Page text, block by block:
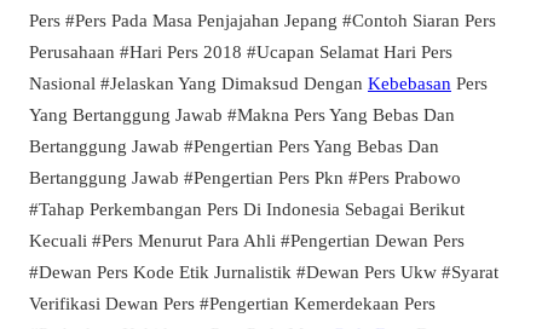
Pers #Pers Pada Masa Penjajahan Jepang #Contoh Siaran Pers
Perusahaan #Hari Pers 2018 #Ucapan Selamat Hari Pers
Nasional #Jelaskan Yang Dimaksud Dengan Kebebasan Pers
Yang Bertanggung Jawab #Makna Pers Yang Bebas Dan
Bertanggung Jawab #Pengertian Pers Yang Bebas Dan
Bertanggung Jawab #Pengertian Pers Pkn #Pers Prabowo
#Tahap Perkembangan Pers Di Indonesia Sebagai Berikut
Kecuali #Pers Menurut Para Ahli #Pengertian Dewan Pers
#Dewan Pers Kode Etik Jurnalistik #Dewan Pers Ukw #Syarat
Verifikasi Dewan Pers #Pengertian Kemerdekaan Pers